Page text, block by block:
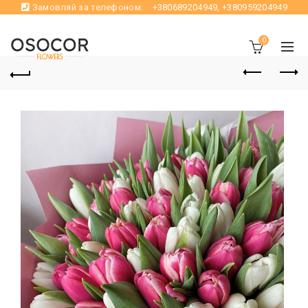
Замовляй за телефоном: +380689204949,+380959204949
0